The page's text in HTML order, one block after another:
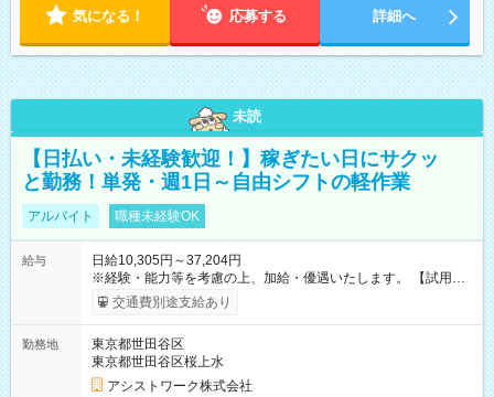
気になる！ 応募する 詳細へ
未読
【日払い・未経験歓迎！】稼ぎたい日にサクッ
と勤務！単発・週1日～自由シフトの軽作業
アルバイト 職種未経験OK
給与
日給10,305円～37,204円
※経験・能力等を考慮の上、加給・優遇いたします。 【試用期
間】試用期間なし
交通費別途支給あり
勤務地
東京都世田谷区
東京都世田谷区桜上水
アシストワーク株式会社